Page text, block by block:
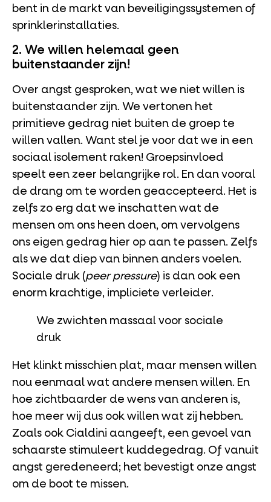
bent in de markt van beveiligingssystemen of
sprinklerinstallaties.
2. We willen helemaal geen
buitenstaander zijn!
Over angst gesproken, wat we niet willen is
buitenstaander zijn. We vertonen het
primitieve gedrag niet buiten de groep te
willen vallen. Want stel je voor dat we in een
sociaal isolement raken! Groepsinvloed
speelt een zeer belangrijke rol. En dan vooral
de drang om te worden geaccepteerd. Het is
zelfs zo erg dat we inschatten wat de
mensen om ons heen doen, om vervolgens
ons eigen gedrag hier op aan te passen. Zelfs
als we dat diep van binnen anders voelen.
Sociale druk (peer pressure) is dan ook een
enorm krachtige, impliciete verleider.
We zwichten massaal voor sociale
druk
Het klinkt misschien plat, maar mensen willen
nou eenmaal wat andere mensen willen. En
hoe zichtbaarder de wens van anderen is,
hoe meer wij dus ook willen wat zij hebben.
Zoals ook Cialdini aangeeft, een gevoel van
schaarste stimuleert kuddegedrag. Of vanuit
angst geredeneerd; het bevestigt onze angst
om de boot te missen.